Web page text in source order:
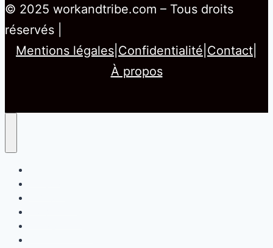
© 2025 workandtribe.com – Tous droits
réservés |
Mentions légales Confidentialité Contact
À propos